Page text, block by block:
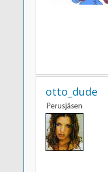
otto_dude